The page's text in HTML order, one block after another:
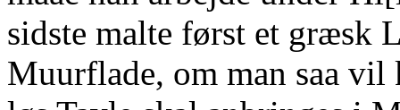
sidste malte først et græsk
Muurflade, om man saa vil